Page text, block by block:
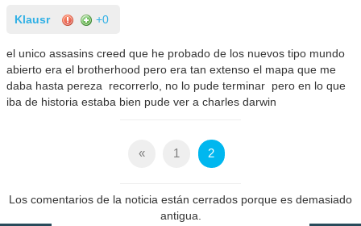
Klausr +0
el unico assasins creed que he probado de los nuevos tipo mundo
abierto era el brotherhood pero era tan extenso el mapa que me
daba hasta pereza recorrerlo, no lo pude terminar pero en lo que
iba de historia estaba bien pude ver a charles darwin
« 1 2
Los comentarios de la noticia están cerrados porque es demasiado
antigua.